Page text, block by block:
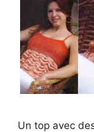
Un top avec